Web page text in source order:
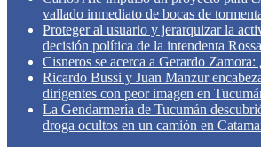
vallado inmediato de bocas de
Proteger al usuario y jerarquizar la
decisión política de la intendenta
Cisneros se acerca a Gerardo Zamora:
Ricardo Bussi y Juan Manzur
dirigentes con peor imagen en
La Gendarmería de Tucumán
droga ocultos en un camión en